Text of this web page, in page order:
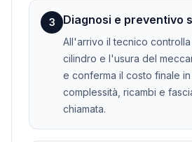
3 Diagnosi e preventivo
All'arrivo il tecnico controlla
cilindro e l'usura del
e conferma il costo finale
complessità, ricambi e
chiamata.